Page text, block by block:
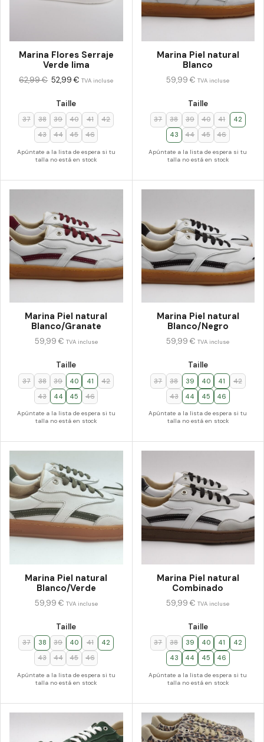
Marina Flores Serraje
Verde lima
Taille
37 38 39 40 41
42
43
44 45 46
Apúntate a la lista de espera si tu
talla no está en stock
62,99€ 52,99€ TVA incluse
Marina Piel natural
Blanco
Taille
37 38 39 40 41
42
43
44 45 46
Apúntate a la lista de espera si tu
talla no está en stock
59,99€ TVA incluse
Marina Piel natural
Blanco/Granate
Taille
37 38 39 40 41
42
43
44 45 46
Apúntate a la lista de espera si tu
talla no está en stock
59,99 € TVA incluse
Marina Piel natural
Blanco/Negro
Taille
37 38 39 40 41
42
43
44 45 46
Apúntate a la lista de espera si tu
talla no está en stock
59,99€ TVA incluse
Marina Piel natural
Blanco/Verde
Taille
37 38 39 40 41
42
43
44 45 46
Apúntate a la lista de espera si tu
talla no está en stock
59,99 € TVA incluse
Marina Piel natural
Combinado
Taille
37 38 39 40 41
42
43
44 45 46
Apúntate a la lista de espera si tu
talla no está en stock
59,99€ TVA incluse